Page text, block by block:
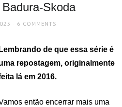
Skoda
6 COMMENTS
Lembrando de que essa série é
repostagem, originalmente
lá em 2016.
então encerrar mais uma